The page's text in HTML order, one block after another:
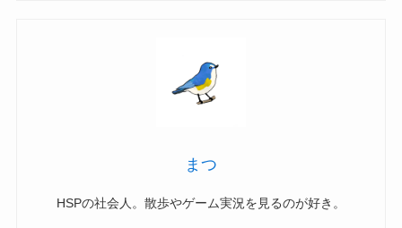
まつ
HSPの社会人。散歩やゲーム実況を見るのが好き。